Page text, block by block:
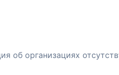
об организациях